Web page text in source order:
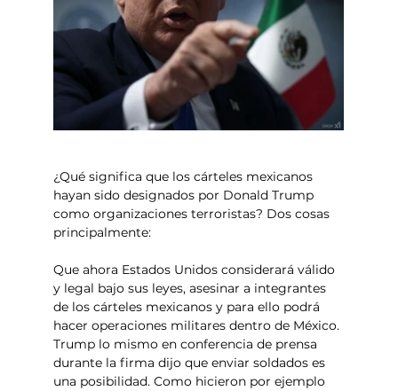
¿Qué significa que los cárteles mexicanos
hayan sido designados por Donald Trump
como organizaciones terroristas? Dos cosas
principalmente:
Que ahora Estados Unidos considerará válido
y legal bajo sus leyes, asesinar a integrantes
de los cárteles mexicanos y para ello podrá
hacer operaciones militares dentro de México.
Trump lo mismo en conferencia de prensa
durante la firma dijo que enviar soldados es
una posibilidad. Como hicieron por ejemplo